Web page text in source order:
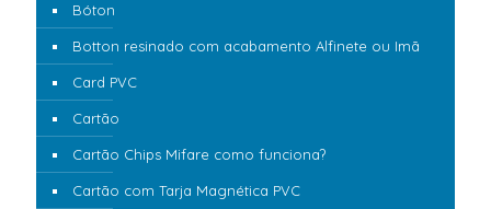
Bóton
Botton resinado com acabamento Alfinete ou Imã
Card PVC
Cartão
Cartão Chips Mifare como funciona?
Cartão com Tarja Magnética PVC